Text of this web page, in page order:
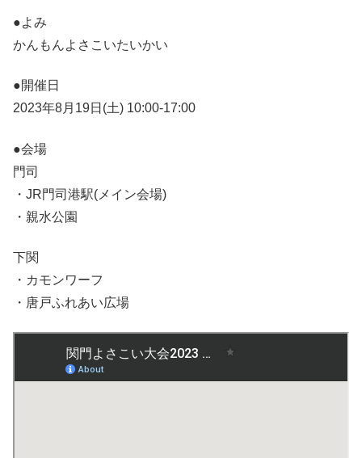
●よみ
かんもんよさこいたいかい
●開催日
2023年8月19日(土) 10:00-17:00
●会場
門司
・JR門司港駅(メイン会場)
・親水公園
下関
・カモンワーフ
・唐戸ふれあい広場